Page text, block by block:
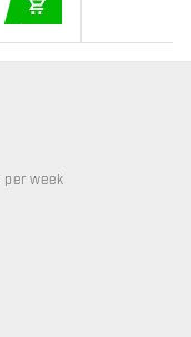
beschikbaar
per week
niet beschikbaar